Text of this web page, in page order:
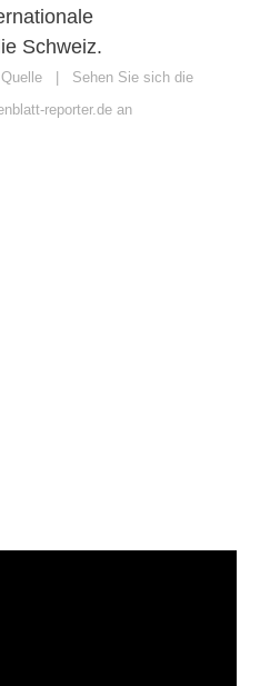
Schweiz.
Sehen Sie sich die
reporter.de an